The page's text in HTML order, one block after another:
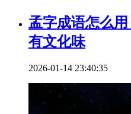
孟字成语怎么
有文化味
2026-01-14 23:40:35